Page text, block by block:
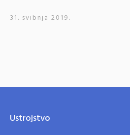
31. svibnja 2019.
Ustrojstvo